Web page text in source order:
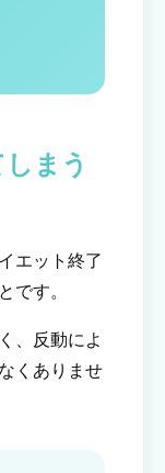
まう
エット終了
です。
、反動によ
くありませ